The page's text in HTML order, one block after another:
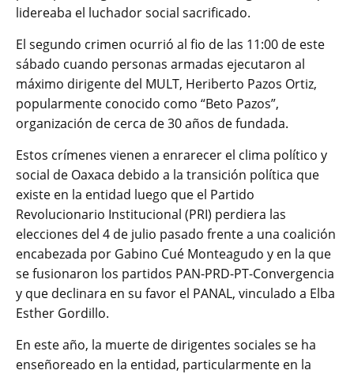
lidereaba el luchador social sacrificado.
El segundo crimen ocurrió al fio de las 11:00 de este
sábado cuando personas armadas ejecutaron al
máximo dirigente del MULT, Heriberto Pazos Ortiz,
popularmente conocido como “Beto Pazos”,
organización de cerca de 30 años de fundada.
Estos crímenes vienen a enrarecer el clima político y
social de Oaxaca debido a la transición política que
existe en la entidad luego que el Partido
Revolucionario Institucional (PRI) perdiera las
elecciones del 4 de julio pasado frente a una coalición
encabezada por Gabino Cué Monteagudo y en la que
se fusionaron los partidos PAN-PRD-PT-Convergencia
y que declinara en su favor el PANAL, vinculado a Elba
Esther Gordillo.
En este año, la muerte de dirigentes sociales se ha
enseñoreado en la entidad, particularmente en la